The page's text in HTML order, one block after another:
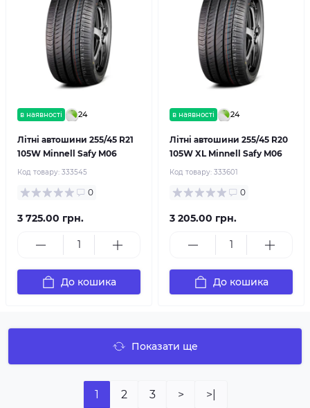
в наявності 24
Літні автошини 255/45 R21
105W Minnell Safy M06
Код товару: 333545
0
3 725.00 грн.
До кошика
в наявності 24
Літні автошини 255/45 R20
105W XL Minnell Safy M06
Код товару: 333601
0
3 205.00 грн.
До кошика
Показати ще
1 2 3 > >|